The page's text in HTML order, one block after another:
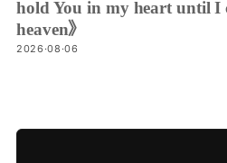
hold You in my heart until I
heaven》
2026·08·06